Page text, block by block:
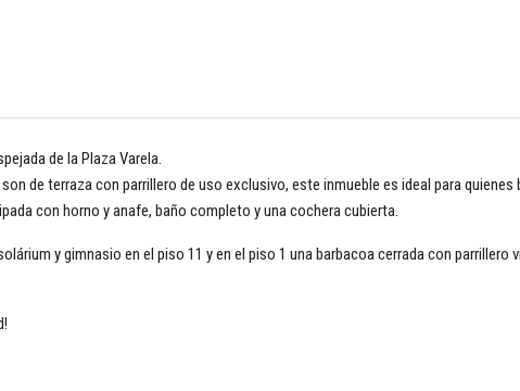
de la Plaza Varela.
de terraza con parrillero de uso exclusivo, este inmueble es ideal para
con horno y anafe, baño completo y una cochera cubierta.
y gimnasio en el piso 11 y en el piso 1 una barbacoa cerrada con parrillero